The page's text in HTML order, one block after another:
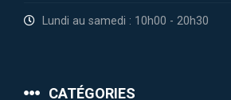
Lundi au samedi : 10h00 - 20h30
CATÉGORIES